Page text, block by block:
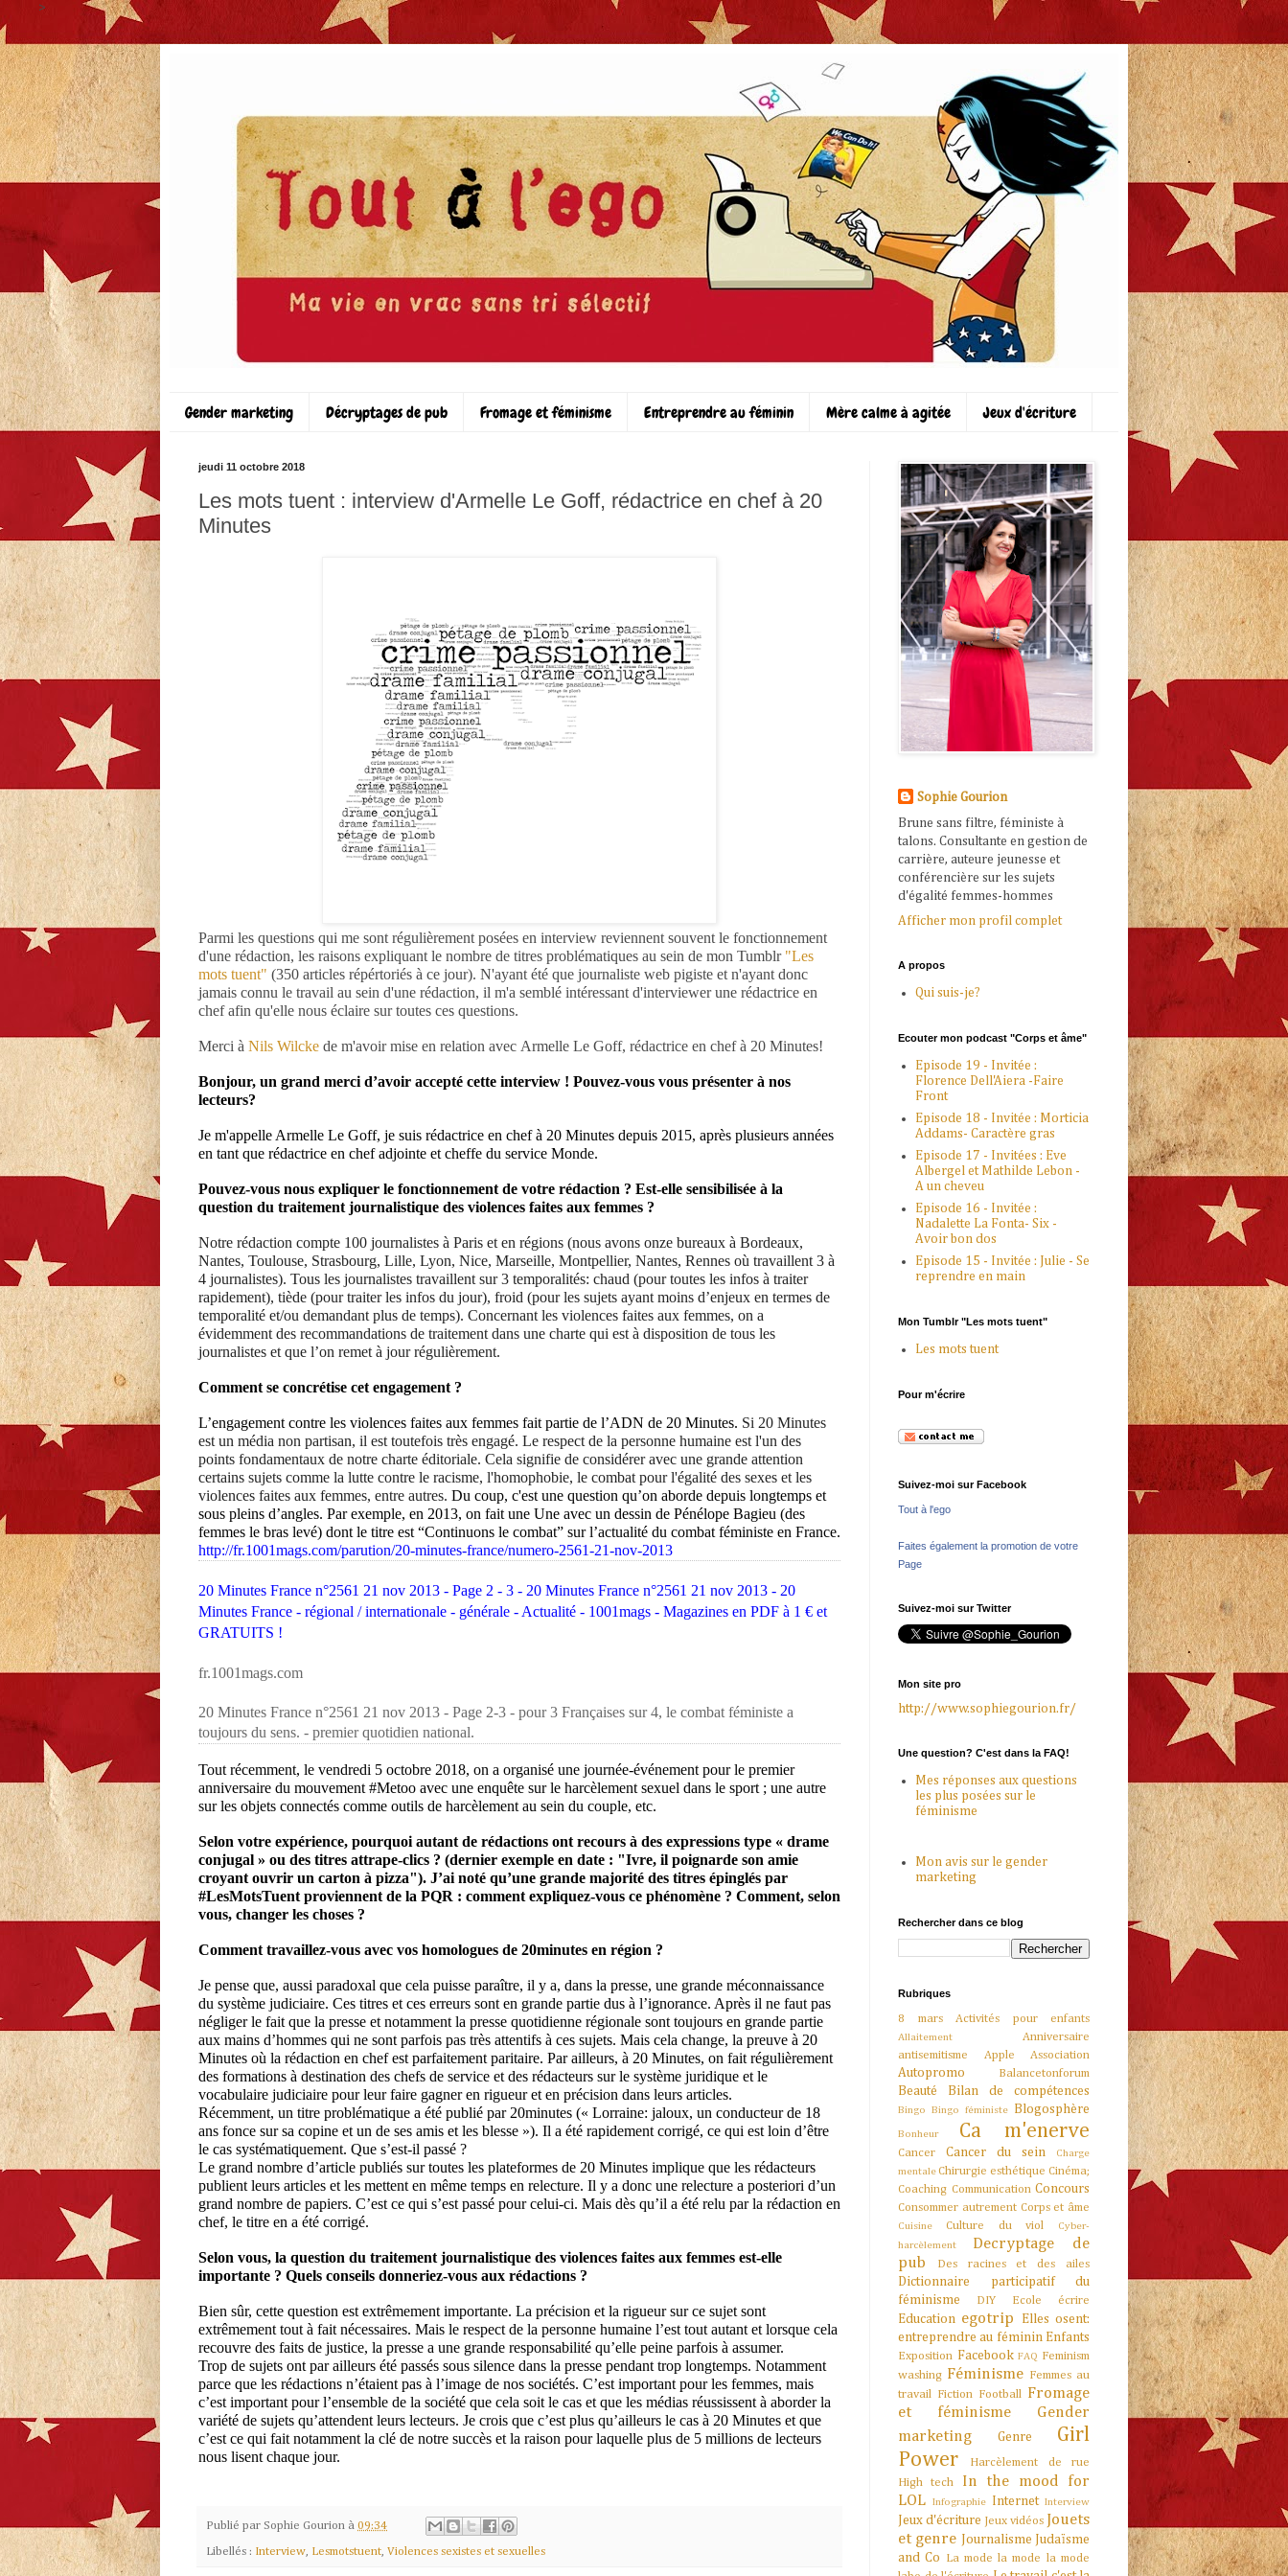
>
Gender marketing Décryptages de pub Fromage et féminisme Entreprendre au féminin Mère calme à agitée Jeux d'écriture
jeudi 11 octobre 2018
Les mots tuent : interview d'Armelle Le Goff, rédactrice en chef à 20
Minutes
Parmi les questions qui me sont régulièrement posées en interview reviennent souvent le fonctionnement
d'une rédaction, les raisons expliquant le nombre de titres problématiques au sein de mon Tumblr "Les
mots tuent" (350 articles répértoriés à ce jour). N'ayant été que journaliste web pigiste et n'ayant donc
jamais connu le travail au sein d'une rédaction, il m'a semblé intéressant d'interviewer une rédactrice en
chef afin qu'elle nous éclaire sur toutes ces questions.
Merci à Nils Wilcke de m'avoir mise en relation avec Armelle Le Goff, rédactrice en chef à 20 Minutes!
Bonjour, un grand merci d’avoir accepté cette interview ! Pouvez-vous vous présenter à nos
lecteurs?
Je m'appelle Armelle Le Goff, je suis rédactrice en chef à 20 Minutes depuis 2015, après plusieurs années
en tant que rédactrice en chef adjointe et cheffe du service Monde.
Pouvez-vous nous expliquer le fonctionnement de votre rédaction ? Est-elle sensibilisée à la
question du traitement journalistique des violences faites aux femmes ?
Notre rédaction compte 100 journalistes à Paris et en régions (nous avons onze bureaux à Bordeaux,
Nantes, Toulouse, Strasbourg, Lille, Lyon, Nice, Marseille, Montpellier, Nantes, Rennes où travaillent 3 à
4 journalistes). Tous les journalistes travaillent sur 3 temporalités: chaud (pour toutes les infos à traiter
rapidement), tiède (pour traiter les infos du jour), froid (pour les sujets ayant moins d’enjeux en termes de
temporalité et/ou demandant plus de temps). Concernant les violences faites aux femmes, on a
évidemment des recommandations de traitement dans une charte qui est à disposition de tous les
journalistes et que l’on remet à jour régulièrement.
Comment se concrétise cet engagement ?
L’engagement contre les violences faites aux femmes fait partie de l’ADN de 20 Minutes. Si 20 Minutes
est un média non partisan, il est toutefois très engagé. Le respect de la personne humaine est l'un des
points fondamentaux de notre charte éditoriale. Cela signifie de considérer avec une grande attention
certains sujets comme la lutte contre le racisme, l'homophobie, le combat pour l'égalité des sexes et les
violences faites aux femmes, entre autres. Du coup, c'est une question qu’on aborde depuis longtemps et
sous pleins d’angles. Par exemple, en 2013, on fait une Une avec un dessin de Pénélope Bagieu (des
femmes le bras levé) dont le titre est “Continuons le combat” sur l’actualité du combat féministe en France.
http://fr.1001mags.com/parution/20-minutes-france/numero-2561-21-nov-2013
20 Minutes France n°2561 21 nov 2013 - Page 2 - 3 - 20 Minutes France n°2561 21 nov 2013 - 20
Minutes France - régional / internationale - générale - Actualité - 1001mags - Magazines en PDF à 1 € et
GRATUITS !
fr.1001mags.com
20 Minutes France n°2561 21 nov 2013 - Page 2-3 - pour 3 Françaises sur 4, le combat féministe a
toujours du sens. - premier quotidien national.
Tout récemment, le vendredi 5 octobre 2018, on a organisé une journée-événement pour le premier
anniversaire du mouvement #Metoo avec une enquête sur le harcèlement sexuel dans le sport ; une autre
sur les objets connectés comme outils de harcèlement au sein du couple, etc.
Selon votre expérience, pourquoi autant de rédactions ont recours à des expressions type « drame
conjugal » ou des titres attrape-clics ? (dernier exemple en date : "Ivre, il poignarde son amie
croyant ouvrir un carton à pizza"). J’ai noté qu’une grande majorité des titres épinglés par
#LesMotsTuent proviennent de la PQR : comment expliquez-vous ce phénomène ? Comment, selon
vous, changer les choses ?
Comment travaillez-vous avec vos homologues de 20minutes en région ?
Je pense que, aussi paradoxal que cela puisse paraître, il y a, dans la presse, une grande méconnaissance
du système judiciaire. Ces titres et ces erreurs sont en grande partie dus à l’ignorance. Après il ne faut pas
négliger le fait que la presse et notamment la presse quotidienne régionale sont toujours en grande partie
aux mains d’hommes qui ne sont parfois pas très attentifs à ces sujets. Mais cela change, la preuve à 20
Minutes où la rédaction en chef est parfaitement paritaire. Par ailleurs, à 20 Minutes, on fait régulièrement
des formations à destination des chefs de service et des rédacteurs sur le système juridique et le
vocabulaire judiciaire pour leur faire gagner en rigueur et en précision dans leurs articles.
Récemment, un titre problématique a été publié par 20minutes (« Lorraine: jaloux, un conducteur de 18
ans fonce sur sa copine et un de ses amis et les blesse »). Il a été rapidement corrigé, ce qui est loin d’être
le cas systématiquement. Que s’est-il passé ?
Le grand nombre d’article publiés sur toutes les plateformes de 20 Minutes implique que les rédacteurs
publient leurs articles et les mettent en même temps en relecture. Il y a donc une relecture a posteriori d’un
grand nombre de papiers. C’est ce qui s’est passé pour celui-ci. Mais dès qu’il a été relu par la rédaction en
chef, le titre en a été corrigé.
Selon vous, la question du traitement journalistique des violences faites aux femmes est-elle
importante ? Quels conseils donneriez-vous aux rédactions ?
Bien sûr, cette question est extrêmement importante. La précision et la rigueur sur ce sujet sont
extrêmement tout à fait nécessaires. Mais le respect de la personne humaine l’est tout autant et lorsque cela
recouvre des faits de justice, la presse a une grande responsabilité qu’elle peine parfois à assumer.
Trop de sujets ont par ailleurs été passés sous silence dans la presse pendant trop longtemps. Notamment
parce que les rédactions n’étaient pas à l’image de nos sociétés. C’est important pour les femmes, mais
c’est important pour l’ensemble de la société que cela soit le cas et que les médias réussissent à aborder la
variété de sujets qu’attendent leurs lecteurs. Je crois que c’est plus qu’ailleurs le cas à 20 Minutes et que
c’est ce qui fait notamment la clé de notre succès et la raison pour laquelle plus de 5 millions de lecteurs
nous lisent chaque jour.
Publié par Sophie Gourion à 09:34
Libellés : Interview, Lesmotstuent, Violences sexistes et sexuelles
Sophie Gourion
Brune sans filtre, féministe à
talons. Consultante en gestion de
carrière, auteure jeunesse et
conférencière sur les sujets
d'égalité femmes-hommes
Afficher mon profil complet
A propos
Qui suis-je?
Ecouter mon podcast "Corps et âme"
Episode 19 - Invitée :
Florence Dell'Aiera -Faire
Front
Episode 18 - Invitée : Morticia
Addams- Caractère gras
Episode 17 - Invitées : Eve
Albergel et Mathilde Lebon -
A un cheveu
Episode 16 - Invitée :
Nadalette La Fonta- Six -
Avoir bon dos
Episode 15 - Invitée : Julie - Se
reprendre en main
Mon Tumblr "Les mots tuent"
Les mots tuent
Pour m'écrire
Suivez-moi sur Facebook
Tout à l'ego
Faites également la promotion de votre
Page
Suivez-moi sur Twitter
Mon site pro
http://www.sophiegourion.fr/
Une question? C'est dans la FAQ!
Mes réponses aux questions
les plus posées sur le
féminisme
Mon avis sur le gender
marketing
Rechercher dans ce blog
Rubriques
8 mars Activités pour enfants
Allaitement
Anniversaire
antisemitisme
Apple Association
Autopromo Balancetonforum
Beauté Bilan de compétences
Bingo Bingo féministe Blogosphère
Bonheur Ca m'enerve
Cancer Cancer du sein
Charge
mentaleChirurgie esthétique Cinéma;
Coaching Communication Concours
Consommer autrement Corps et âme
Cuisine Culture du viol
Cyber-
harcèlement
Decryptage de
pub
Des racines et des ailes
Dictionnaire participatif du
féminisme
DIY Ecole écrire
Education egotrip
Elles osent:
entreprendre au féminin Enfants
Exposition Facebook FAQ Feminism
washing Féminisme Femmes au
travail Fiction Football Fromage
et féminisme
Gender
marketing
Genre
Girl
Power
Harcèlement de rue
High tech
In the mood for
LOL
Infographie Internet Interview
Jeux d'écriture Jeux vidéos Jouets
et genre
Journalisme
Judaïsme
and Co
La mode la mode la mode